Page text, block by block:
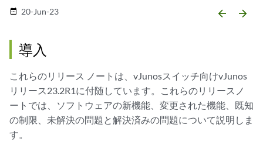
date_range 20-Jun-23 arrow_backward arrow_forward
導入
これらのリリース ノートは、vJunosスイッチ向けvJunos
リリース23.2R1に付随しています。これらのリリースノ
ートでは、ソフトウェアの新機能、変更された機能、既知
の制限、未解決の問題と解決済みの問題について説明しま
す。